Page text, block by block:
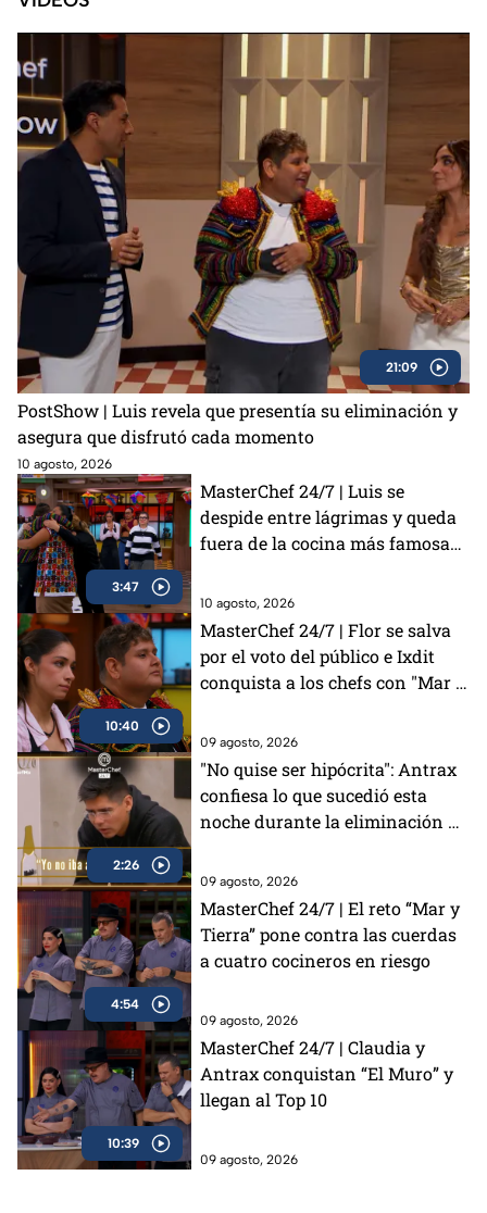
21:09
PostShow | Luis revela que presentía su eliminación y
asegura que disfrutó cada momento
10 agosto, 2026
3:47
MasterChef 24/7 | Luis se
despide entre lágrimas y queda
fuera de la cocina más famosa
10 agosto, 2026
10:40
MasterChef 24/7 | Flor se salva
por el voto del público e Ixdit
conquista a los chefs con "Mar y
09 agosto, 2026
2:26
"No quise ser hipócrita": Antrax
confiesa lo que sucedió esta
noche durante la eliminación de
09 agosto, 2026
4:54
MasterChef 24/7 | El reto “Mar y
Tierra” pone contra las cuerdas
a cuatro cocineros en riesgo
09 agosto, 2026
10:39
MasterChef 24/7 | Claudia y
Antrax conquistan “El Muro” y
llegan al Top 10
09 agosto, 2026